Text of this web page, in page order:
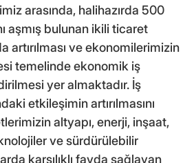
arasında, halihazırda 500
aşmış bulunan ikili ticaret
artırılması ve ekonomilerimizin
temelinde ekonomik iş
yer almaktadır. İş
etkileşimin artırılmasını
altyapı, enerji, inşaat,
ve sürdürülebilir
karşılıklı fayda sağlayan